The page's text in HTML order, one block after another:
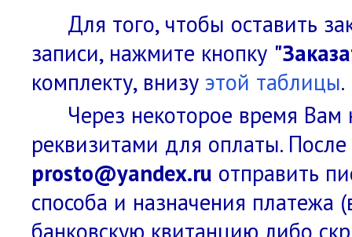
Для того, чтобы оставить
записи, нажмите кнопку
комплекту, внизу этой таблицы.
Через некоторое время
реквизитами для оплаты.
prosto@yandex.ru отправить
способа и назначения платежа
банковскую квитанцию либо